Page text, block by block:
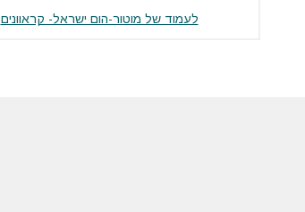
לעמוד של מוטור-הום ישראל- קראוונים